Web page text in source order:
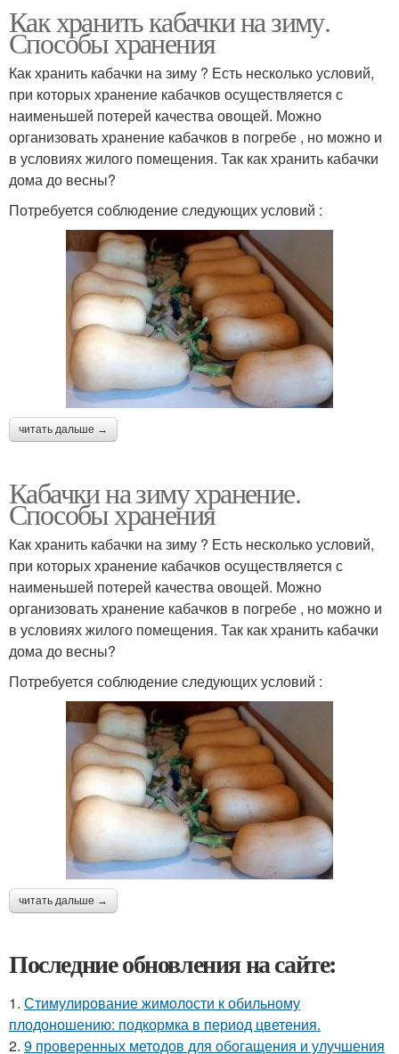
Как хранить кабачки на зиму.
Способы хранения
Как хранить кабачки на зиму ? Есть несколько условий,
при которых хранение кабачков осуществляется с
наименьшей потерей качества овощей. Можно
организовать хранение кабачков в погребе , но можно и
в условиях жилого помещения. Так как хранить кабачки
дома до весны?
Потребуется соблюдение следующих условий :
читать дальше →
Кабачки на зиму хранение.
Способы хранения
Как хранить кабачки на зиму ? Есть несколько условий,
при которых хранение кабачков осуществляется с
наименьшей потерей качества овощей. Можно
организовать хранение кабачков в погребе , но можно и
в условиях жилого помещения. Так как хранить кабачки
дома до весны?
Потребуется соблюдение следующих условий :
читать дальше →
Последние обновления на сайте:
1. Стимулирование жимолости к обильному
плодоношению: подкормка в период цветения.
2. 9 проверенных методов для обогащения и улучшения